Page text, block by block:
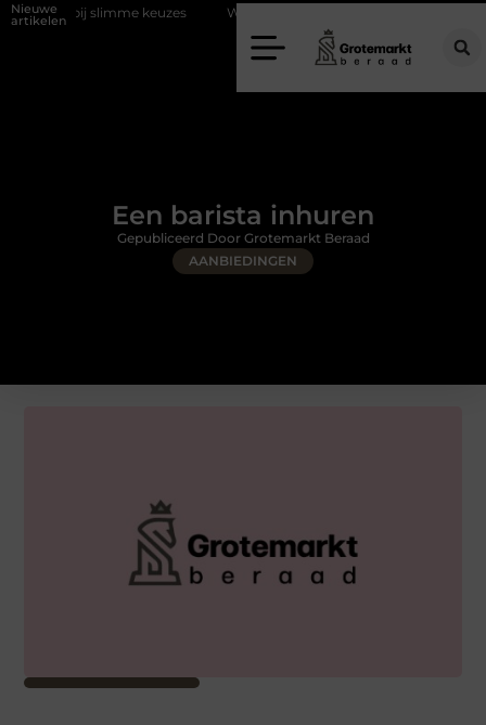
Nieuwe
artikelen
keuzes Waarom kiezen voor een rijschool in Utrecht?
Een barista inhuren
AANBIEDINGEN
Gepubliceerd Door Grotemarkt Beraad